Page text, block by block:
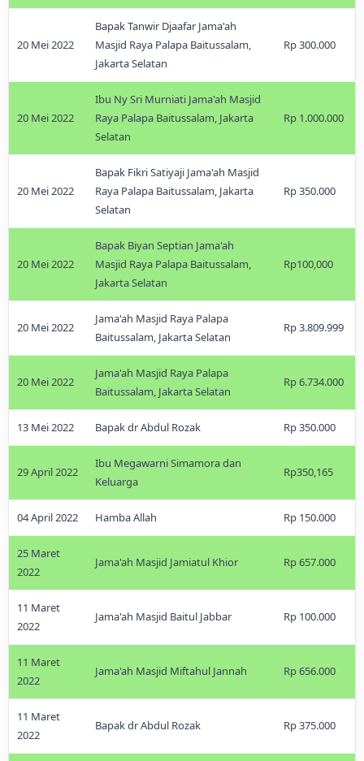
20 Mei 2022
Bapak Tanwir Djaafar Jama'ah
Masjid Raya Palapa Baitussalam,
Jakarta Selatan
Rp 300.000
20 Mei 2022
Ibu Ny Sri Murniati Jama'ah Masjid
Raya Palapa Baitussalam, Jakarta
Selatan
Rp 1.000.000
20 Mei 2022
Bapak Fikri Satiyaji Jama'ah Masjid
Raya Palapa Baitussalam, Jakarta
Selatan
Rp 350.000
20 Mei 2022
Bapak Biyan Septian Jama'ah
Masjid Raya Palapa Baitussalam,
Jakarta Selatan
Rp100,000
20 Mei 2022
Jama'ah Masjid Raya Palapa
Baitussalam, Jakarta Selatan
Rp 3.809.999
20 Mei 2022
Jama'ah Masjid Raya Palapa
Baitussalam, Jakarta Selatan
Rp 6.734.000
13 Mei 2022 Bapak dr Abdul Rozak Rp 350.000
29 April 2022
Ibu Megawarni Simamora dan
Keluarga
Rp350,165
04 April 2022 Hamba Allah Rp 150.000
25 Maret
2022
Jama'ah Masjid Jamiatul Khior Rp 657.000
11 Maret
2022
Jama'ah Masjid Baitul Jabbar Rp 100.000
11 Maret
2022
Jama'ah Masjid Miftahul Jannah Rp 656.000
11 Maret
2022
Bapak dr Abdul Rozak Rp 375.000